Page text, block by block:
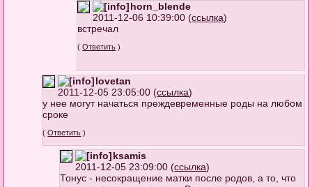
horn_blende
2011-12-06 10:39:00 (ссылка)
встречал
(Ответить )
lovetan
2011-12-05 23:05:00 (ссылка)
у нее могут начаться преждевременные роды на любом
сроке
(Ответить )
ksamis
2011-12-05 23:09:00 (ссылка)
Тонус - несокращение матки после родов, а то, что